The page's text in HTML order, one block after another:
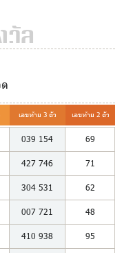
วัล
เลขท้าย 3 ตัว เลขท้าย 2 ตัว
039 154 69
427 746 71
304 531 62
007 721 48
410 938 95